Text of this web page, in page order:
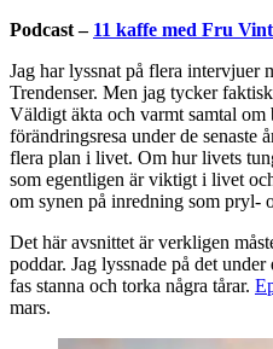
Podcast – 11 kaffe med Fru
Jag har lyssnat på flera intervjuer
Trendenser. Men jag tycker
Väldigt äkta och varmt samtal om
förändringsresa under de senaste
flera plan i livet. Om hur livets
som egentligen är viktigt i livet
om synen på inredning som pryl-
Det här avsnittet är verkligen
poddar. Jag lyssnade på det
fas stanna och torka några tårar.
mars.